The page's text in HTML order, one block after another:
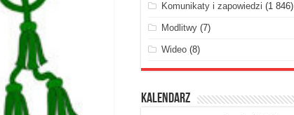
Komunikaty i zapowiedzi (1 846)
Modlitwy(7)
Wideo(8)
Kalendarz